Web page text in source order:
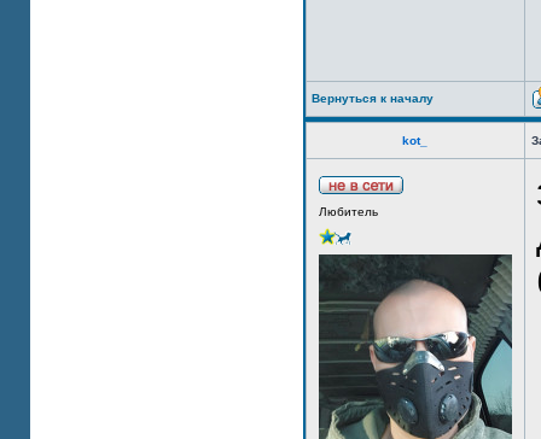
Вернуться к началу
kot_
Любитель